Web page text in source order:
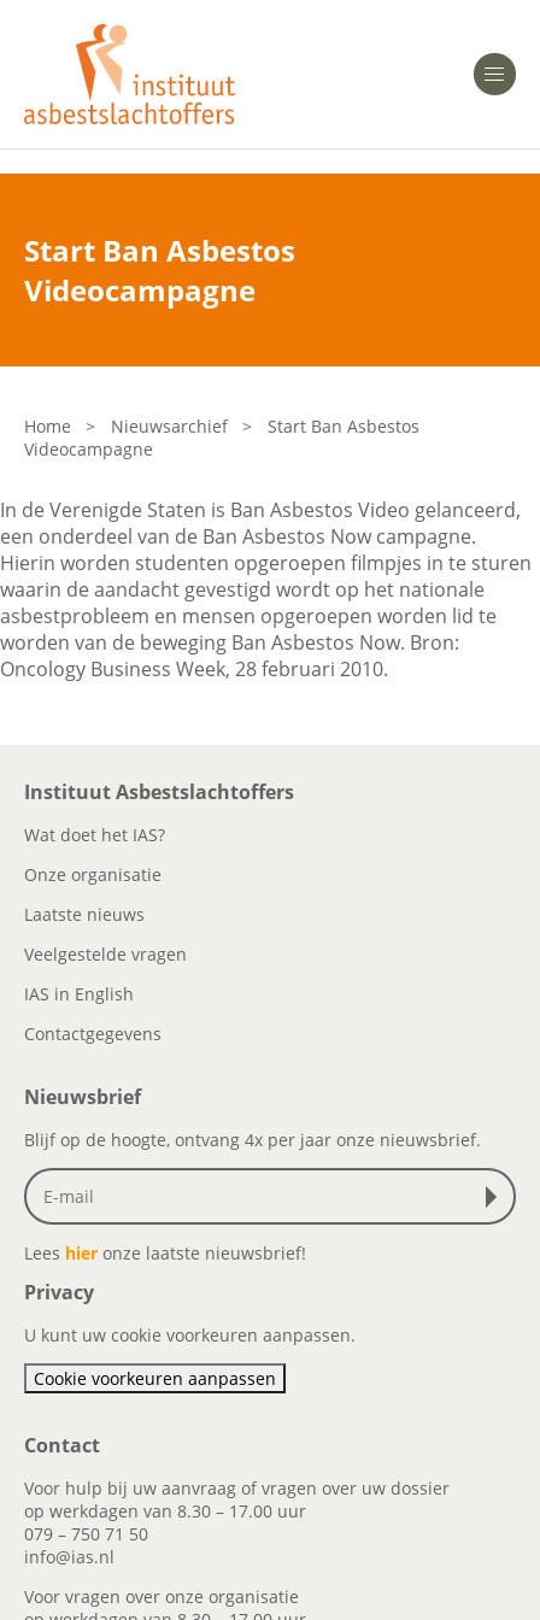
Heeft u Mesothelioom?
Heeft u Asbestose?
Bent u arts?
Asbest en Gezondheid
Laatste nieuws
Onze organisatie
Veelgestelde vragen
Contactgegevens
Start Ban Asbestos
Videocampagne
Home > Nieuwsarchief >
Start Ban Asbestos
Videocampagne
In de Verenigde Staten is Ban Asbestos Video gelanceerd,
een onderdeel van de Ban Asbestos Now campagne.
Hierin worden studenten opgeroepen filmpjes in te sturen
waarin de aandacht gevestigd wordt op het nationale
asbestprobleem en mensen opgeroepen worden lid te
worden van de beweging Ban Asbestos Now. Bron:
Oncology Business Week, 28 februari 2010.
Instituut Asbestslachtoffers
Wat doet het IAS?
Onze organisatie
Laatste nieuws
Veelgestelde vragen
IAS in English
Contactgegevens
Nieuwsbrief
Blijf op de hoogte, ontvang 4x per jaar onze nieuwsbrief.
Lees hier onze laatste nieuwsbrief!
Privacy
U kunt uw cookie voorkeuren aanpassen.
Cookie voorkeuren aanpassen
Contact
Voor hulp bij uw aanvraag of vragen over uw dossier
op werkdagen van 8.30 – 17.00 uur
079 – 750 71 50
info@ias.nl
Voor vragen over onze organisatie